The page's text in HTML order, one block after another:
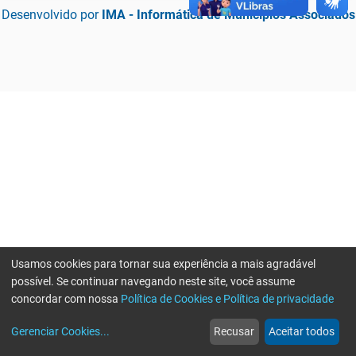
Desenvolvido por IMA - Informática de Municípios Associados
web
Notícias
more_horiz
Mais
Usamos cookies para tornar sua experiência a mais agradável
possível. Se continuar navegando neste site, você assume
concordar com nossa Política de Cookies e Política de privacidade
Gerenciar Cookies... Recusar Aceitar todos
Erro ao enviar informações, por favor tente novamente